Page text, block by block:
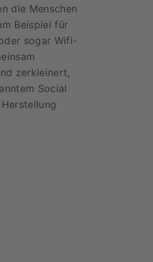
die Menschen
Beispiel für
sogar Wifi-
zerkleinert,
Social